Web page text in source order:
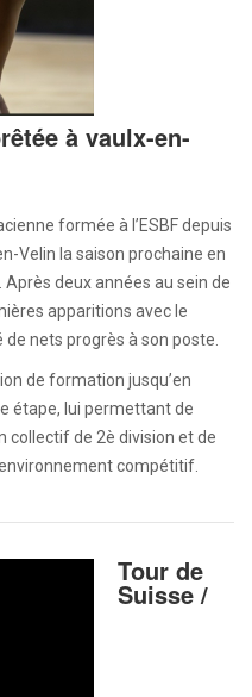
à vaulx-en-
formée à l’ESBF depuis
Velin la saison prochaine en
deux années au sein de
apparitions avec le
nets progrès à son poste.
de formation jusqu’en
étape, lui permettant de
collectif de 2è division et de
compétitif.
Tour de
Suisse /